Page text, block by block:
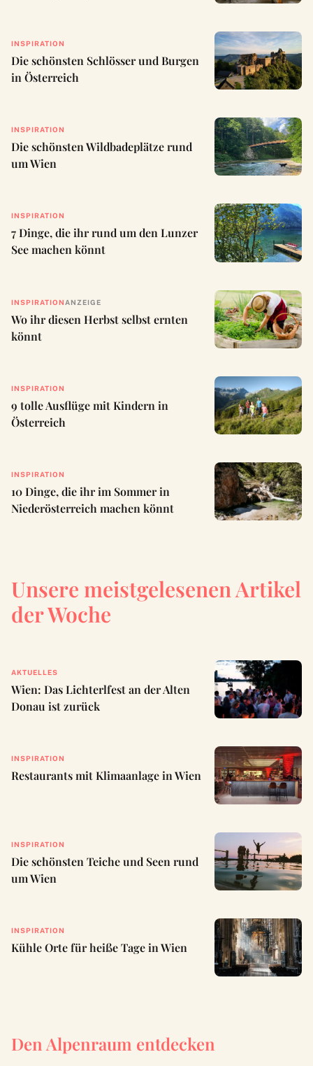
INSPIRATION
Die schönsten Schlösser und Burgen
in Österreich
INSPIRATION
Die schönsten Wildbadeplätze rund
um Wien
INSPIRATION
7 Dinge, die ihr rund um den Lunzer
See machen könnt
INSPIRATION ANZEIGE
Wo ihr diesen Herbst selbst ernten
könnt
INSPIRATION
9 tolle Ausflüge mit Kindern in
Österreich
INSPIRATION
10 Dinge, die ihr im Sommer in
Niederösterreich machen könnt
Unsere meistgelesenen Artikel
der Woche
AKTUELLES
Wien: Das Lichterlfest an der Alten
Donau ist zurück
INSPIRATION
Restaurants mit Klimaanlage in Wien
INSPIRATION
Die schönsten Teiche und Seen rund
um Wien
INSPIRATION
Kühle Orte für heiße Tage in Wien
Den Alpenraum entdecken